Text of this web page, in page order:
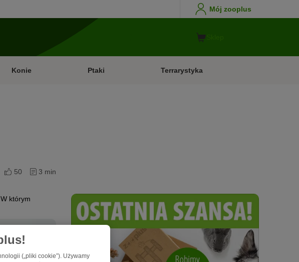
Mój zooplus
Konie Ptaki Terrarystyka
50 3 min
którym
(„pliki cookie”). Używamy